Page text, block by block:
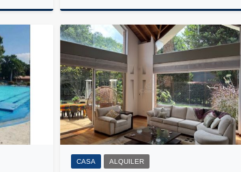
Venta
$250.000.000
CASA ALQUILER